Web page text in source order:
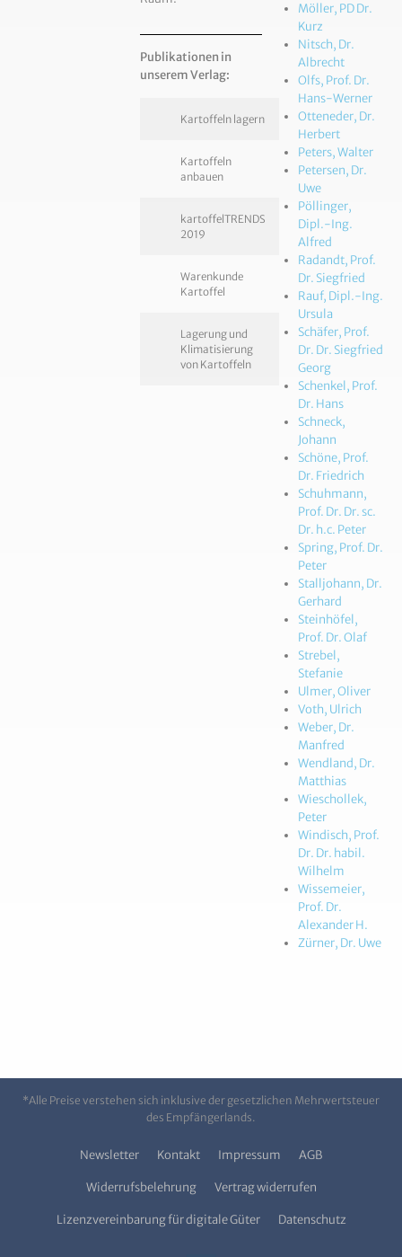
Publikationen in
unserem Verlag:
Kartoffeln lagern
Kartoffeln
anbauen
kartoffelTRENDS
2019
Warenkunde
Kartoffel
Lagerung und
Klimatisierung
von Kartoffeln
Möller, PD Dr.
Kurz
Nitsch, Dr.
Albrecht
Olfs, Prof. Dr.
Hans-Werner
Otteneder, Dr.
Herbert
Peters, Walter
Petersen, Dr.
Uwe
Pöllinger,
Dipl.-Ing.
Alfred
Radandt, Prof.
Dr. Siegfried
Rauf, Dipl.-Ing.
Ursula
Schäfer, Prof.
Dr. Dr. Siegfried
Georg
Schenkel, Prof.
Dr. Hans
Schneck,
Johann
Schöne, Prof.
Dr. Friedrich
Schuhmann,
Prof. Dr. Dr. sc.
Dr. h.c. Peter
Spring, Prof. Dr.
Peter
Stalljohann, Dr.
Gerhard
Steinhöfel,
Prof. Dr. Olaf
Strebel,
Stefanie
Ulmer, Oliver
Voth, Ulrich
Weber, Dr.
Manfred
Wendland, Dr.
Matthias
Wieschollek,
Peter
Windisch, Prof.
Dr. Dr. habil.
Wilhelm
Wissemeier,
Prof. Dr.
Alexander H.
Zürner, Dr. Uwe
*Alle Preise verstehen sich inklusive der gesetzlichen Mehrwertsteuer
des Empfängerlands.
Newsletter Kontakt Impressum AGB
Widerrufsbelehrung Vertrag widerrufen
Lizenzvereinbarung für digitale Güter Datenschutz